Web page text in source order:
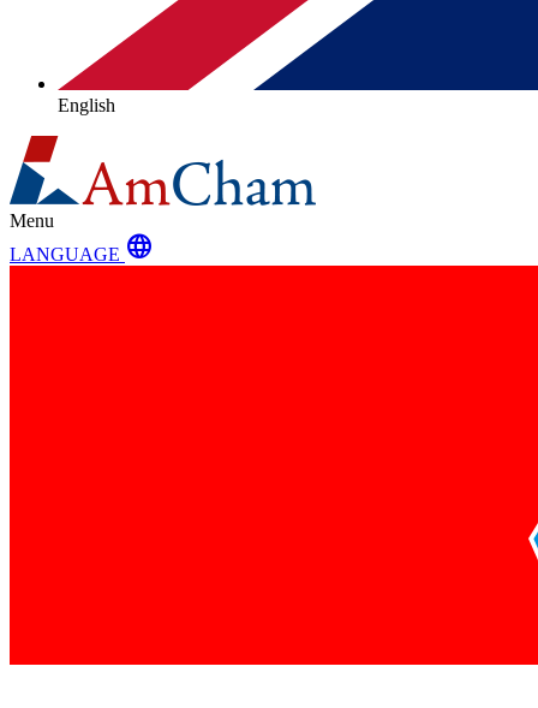
English
Menu
LANGUAGE language